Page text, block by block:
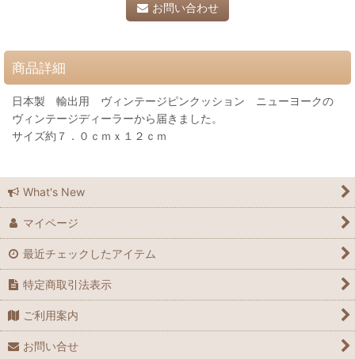
お問い合わせ
商品詳細
日本製 輸出用 ヴィンテージピンクッション ニューヨークの
ヴィンテージディーラーから届きました。
サイズ約７．０ｃｍｘ１２ｃｍ
What's New
マイページ
最近チェックしたアイテム
特定商取引法表示
ご利用案内
お問い合せ